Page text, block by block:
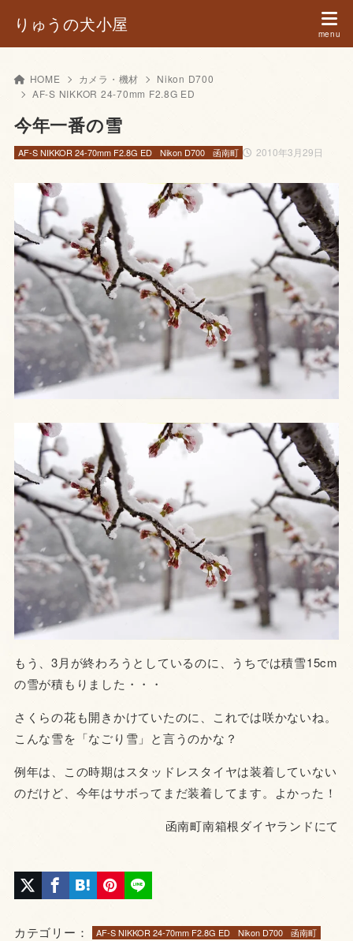
りゅうの犬小屋
HOME カメラ・機材
Nikon D700
AF-S NIKKOR 24-70mm F2.8G ED
今年一番の雪
2010年3月29日
AF-S NIKKOR 24-70mm F2.8G ED Nikon D700 函南町
もう、3月が終わろうとしているのに、うちでは積雪15cm
の雪が積もりました・・・
さくらの花も開きかけていたのに、これでは咲かないね。
こんな雪を「なごり雪」と言うのかな？
例年は、この時期はスタッドレスタイヤは装着していない
のだけど、今年はサボってまだ装着してます。よかった！
函南町南箱根ダイヤランドにて
カテゴリー： AF-S NIKKOR 24-70mm F2.8G ED Nikon D700 函南町